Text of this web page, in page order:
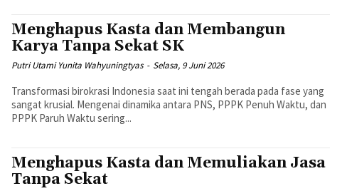
Menghapus Kasta dan Membangun
Karya Tanpa Sekat SK
Putri Utami Yunita Wahyuningtyas - Selasa, 9 Juni 2026
Transformasi birokrasi Indonesia saat ini tengah berada pada fase yang
sangat krusial. Mengenai dinamika antara PNS, PPPK Penuh Waktu, dan
PPPK Paruh Waktu sering...
Menghapus Kasta dan Memuliakan Jasa
Tanpa Sekat